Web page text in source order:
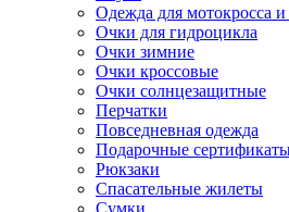
Одежда для мотокросса
Очки для гидроцикла
Очки зимние
Очки кроссовые
Очки солнцезащитные
Перчатки
Повседневная одежда
Подарочные
Рюкзаки
Спасательные жилеты
Сумки